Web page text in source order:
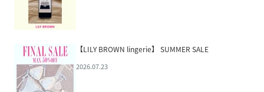
【LILY BROWN lingerie】 SUMMER SALE
2026.07.23